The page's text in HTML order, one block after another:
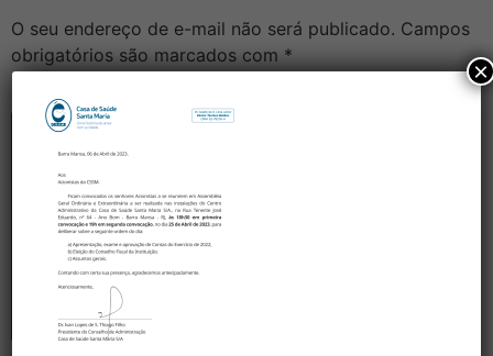
O seu endereço de e-mail não será publicado. Campos
obrigatórios são marcados com *
Comentário
×